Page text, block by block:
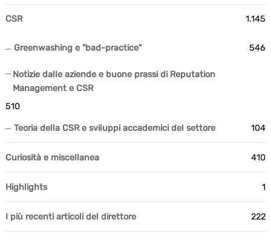
CSR 1.145
Greenwashing e "bad-practice" 546
Notizie dalle aziende e buone prassi di Reputation
Management e CSR
510
Teoria della CSR e sviluppi accademici del settore 104
Curiosità e miscellanea 410
Highlights 1
I più recenti articoli del direttore 222